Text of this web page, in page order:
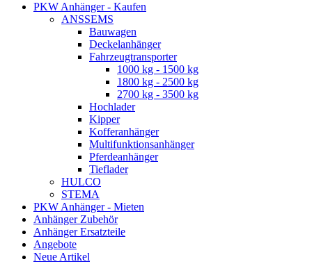
PKW Anhänger - Kaufen
ANSSEMS
Bauwagen
Deckelanhänger
Fahrzeugtransporter
1000 kg - 1500 kg
1800 kg - 2500 kg
2700 kg - 3500 kg
Hochlader
Kipper
Kofferanhänger
Multifunktionsanhänger
Pferdeanhänger
Tieflader
HULCO
STEMA
PKW Anhänger - Mieten
Anhänger Zubehör
Anhänger Ersatzteile
Angebote
Neue Artikel